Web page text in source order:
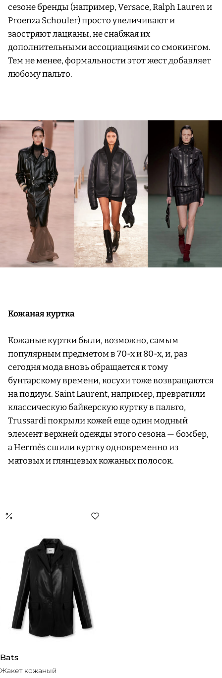
сезоне бренды (например, Versace, Ralph Lauren и
Proenza Schouler) просто увеличивают и
заостряют лацканы, не снабжая их
дополнительными ассоциациями со смокингом.
Тем не менее, формальности этот жест добавляет
любому пальто.
Кожаная куртка
Кожаные куртки были, возможно, самым
популярным предметом в 70-х и 80-х, и, раз
сегодня мода вновь обращается к тому
бунтарскому времени, косухи тоже возвращаются
на подиум. Saint Laurent, например, превратили
классическую байкерскую куртку в пальто,
Trussardi покрыли кожей еще один модный
элемент верхней одежды этого сезона — бомбер,
а Hermès сшили куртку одновременно из
матовых и глянцевых кожаных полосок.
Bats
Жакет кожаный